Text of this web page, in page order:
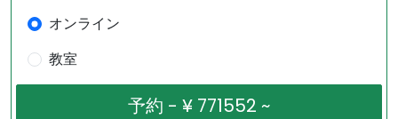
オンライン
教室